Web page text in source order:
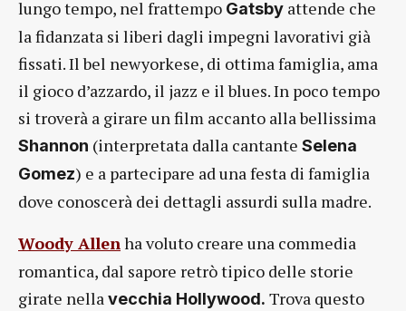
lungo tempo, nel frattempo Gatsby attende che
la fidanzata si liberi dagli impegni lavorativi già
fissati. Il bel newyorkese, di ottima famiglia, ama
il gioco d’azzardo, il jazz e il blues. In poco tempo
si troverà a girare un film accanto alla bellissima
Shannon (interpretata dalla cantante Selena
Gomez) e a partecipare ad una festa di famiglia
dove conoscerà dei dettagli assurdi sulla madre.
Woody Allenha voluto creare una commedia
romantica, dal sapore retrò tipico delle storie
girate nellavecchia Hollywood. Trova questo